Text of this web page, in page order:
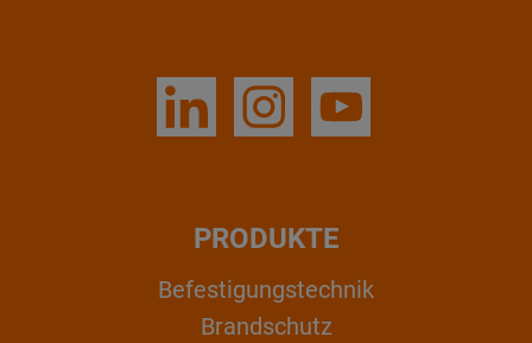
PRODUKTE
Befestigungstechnik
Brandschutz